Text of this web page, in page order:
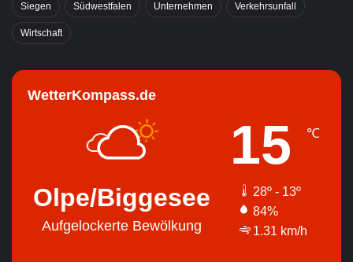
Siegen Südwestfalen Unternehmen Verkehrsunfall
Wirtschaft
WetterKompass.de
Olpe/Biggesee
Aufgelockerte Bewölkung
15 ℃
28º - 13º
84%
1.31 km/h